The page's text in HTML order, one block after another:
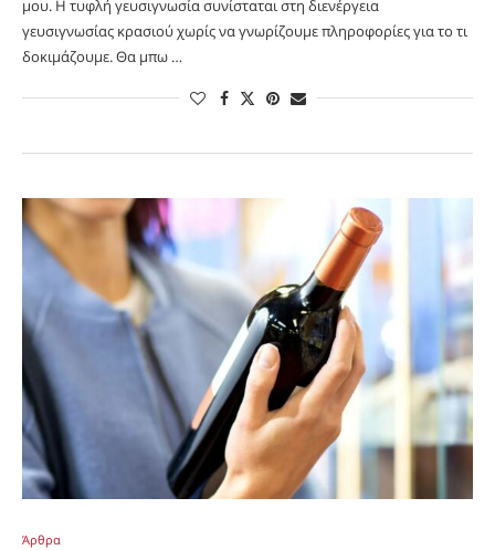
μου. Η τυφλή γευσιγνωσία συνίσταται στη διενέργεια
γευσιγνωσίας κρασιού χωρίς να γνωρίζουμε πληροφορίες για το τι
δοκιμάζουμε. Θα μπω …
Άρθρα